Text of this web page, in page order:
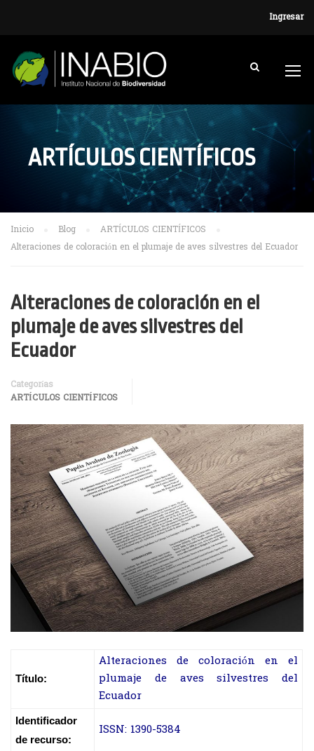
Ingresar
ARTÍCULOS CIENTÍFICOS
Inicio Blog
ARTÍCULOS CIENTÍFICOS
Alteraciones de coloración en el plumaje de aves silvestres del Ecuador
Alteraciones de coloración en el
plumaje de aves silvestres del
Ecuador
Categorías
ARTÍCULOS CIENTÍFICOS
Título:
Alteraciones de coloración en el
plumaje de aves silvestres del
Ecuador
Identificador
de recurso:
ISSN: 1390-5384